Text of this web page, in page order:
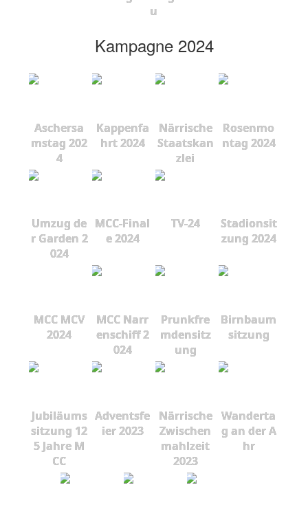
u
Kampagne 2024
Aschersa
mstag 202
4
Kappenfa
hrt 2024
Närrische
Staatskan
zlei
Rosenmo
ntag 2024
Umzug de
r Garden 2
024
MCC-Final
e 2024
TV-24
Stadionsit
zung 2024
MCC MCV
2024
MCC Narr
enschiff 2
024
Prunkfre
mdensitz
ung
Birnbaum
sitzung
Jubiläums
sitzung 12
5 Jahre M
CC
Adventsfe
ier 2023
Närrische
Zwischen
mahlzeit
2023
Wanderta
g an der A
hr